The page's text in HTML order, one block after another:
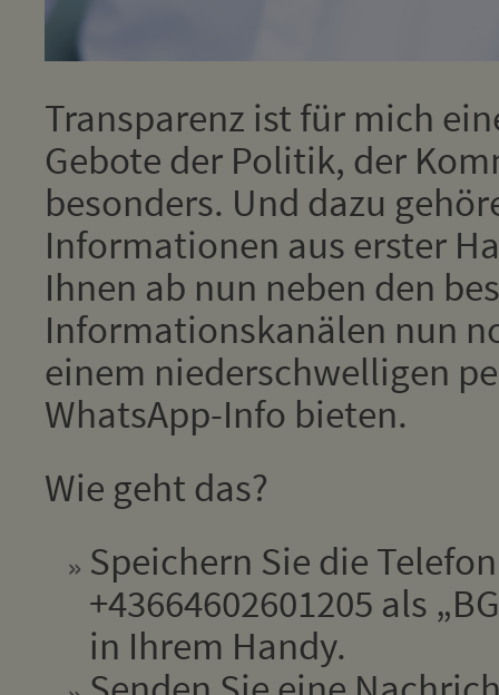
Transparenz ist für mich
Gebote der Politik, der
besonders. Und dazu
Informationen aus erster
Ihnen ab nun neben den
Informationskanälen nun
einem niederschwelligen
WhatsApp-Info bieten.
Wie geht das?
Speichern Sie die
+43664602601205 als
in Ihrem Handy.